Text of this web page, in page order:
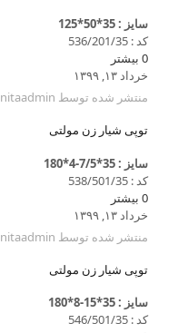
سایز : 35*50*125
کد : 536/201/35
0 بیشتر
خرداد ۱۳, ۱۳۹۹
منتشر شده توسط nitaadmin
توپی شیار زن مولتی
سایز : 35*7/5-4*180
کد : 538/501/35
0 بیشتر
خرداد ۱۳, ۱۳۹۹
منتشر شده توسط nitaadmin
توپی شیار زن مولتی
سایز : 35*15-8*180
کد : 546/501/35